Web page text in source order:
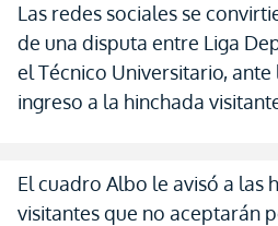
Las redes sociales se
de una disputa entre Liga
el Técnico Universitario,
ingreso a la hinchada
El cuadro Albo le avisó a las
visitantes que no aceptarán